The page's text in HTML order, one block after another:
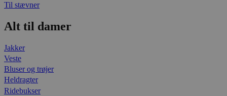
Til stævner
Alt til damer
Jakker
Veste
Bluser og trøjer
Heldragter
Ridebukser